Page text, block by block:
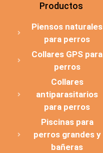
Productos
Piensos naturales
para perros
Collares GPS para
perros
Collares
antiparasitarios
para perros
Piscinas para
perros grandes y
bañeras